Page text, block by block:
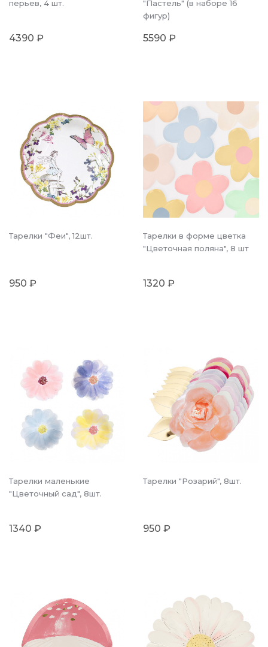
перьев, 4 шт.
4390 ₽
"Пастель" (в наборе 16
фигур)
5590 ₽
Тарелки "Феи", 12шт.
950 ₽
Тарелки в форме цветка
"Цветочная поляна", 8 шт
1320 ₽
Тарелки маленькие
"Цветочный сад", 8шт.
1340 ₽
Тарелки "Розарий", 8шт.
950 ₽